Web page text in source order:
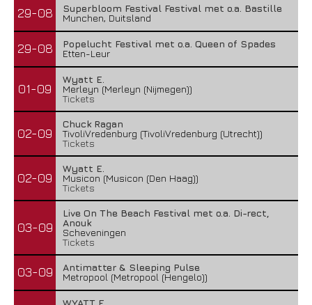
29-08
Superbloom Festival Festival met o.a. Bastille
Munchen, Duitsland
29-08
Popelucht Festival met o.a. Queen of Spades
Etten-Leur
01-09
Wyatt E.
Merleyn (Merleyn (Nijmegen))
Tickets
02-09
Chuck Ragan
TivoliVredenburg (TivoliVredenburg (Utrecht))
Tickets
02-09
Wyatt E.
Musicon (Musicon (Den Haag))
Tickets
03-09
Live On The Beach Festival met o.a. Di-rect,
Anouk
Scheveningen
Tickets
03-09
Antimatter & Sleeping Pulse
Metropool (Metropool (Hengelo))
WYATT E.